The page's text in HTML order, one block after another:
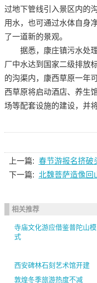
过地下管线引入景区内的
用水，也可通过水体自身
了一道新的景观。
据悉，康庄镇污水处理
厂中水达到国家二级排放
的沟渠内，康西草原一年
西草原将启动酒店、养生
场等配套设施的建设，并
上一篇: 春节游报名挤破
下一篇: 北魏菩萨造像
相关推荐
寺庙文化游应借鉴普陀山模
式
西安碑林石刻艺术馆开建
敦煌冬季旅游热度不减